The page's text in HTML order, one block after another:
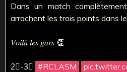
Dans un match
arrachent les trois points dans
𝑉𝑜𝑖𝑙𝑎̀ 𝑙𝑒𝑠 𝑔𝑎𝑟𝑠 👏
2⃣-3⃣ #RCLASM